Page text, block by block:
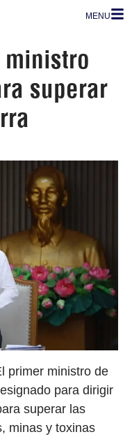
MENU
superar
primer ministro de
para dirigir
superar las
minas y toxinas